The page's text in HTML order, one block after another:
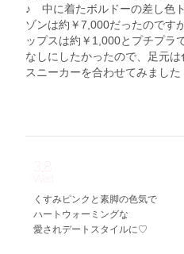
♪ 中に着たボルドーの差し色
ゾンは約￥7,000だったのです
ップスは約￥1,000とプチプ
なしにしたかったので、足元
スニーカーを合わせてみました
3.8
Wed
くすみピンクと素脚の色気で
ハートウォーミングな
愛されデートスタイルに♡